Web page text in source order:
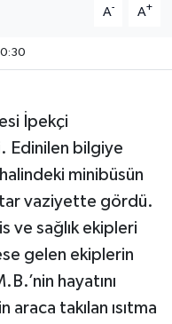
A- A+
İpekçi
Edinilen bilgiye
minibüsün
vaziyette gördü.
ve sağlık ekipleri
gelen ekiplerin
hayatını
takılan ısıtma